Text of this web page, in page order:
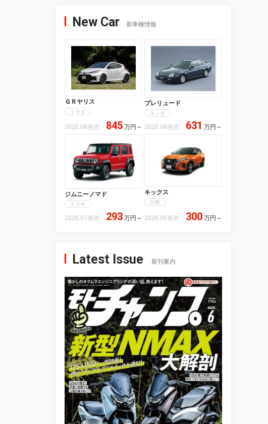
New Car 新車種情報
ＧＲヤリス
トヨタ
2026.08発売 845 万円 ～
プレリュード
ホンダ
2026.08発売 631 万円 ～
ジムニーノマド
スズキ
2026.07発売 293 万円 ～
キックス
日産
2026.06発売 300 万円 ～
Latest Issue 新刊案内